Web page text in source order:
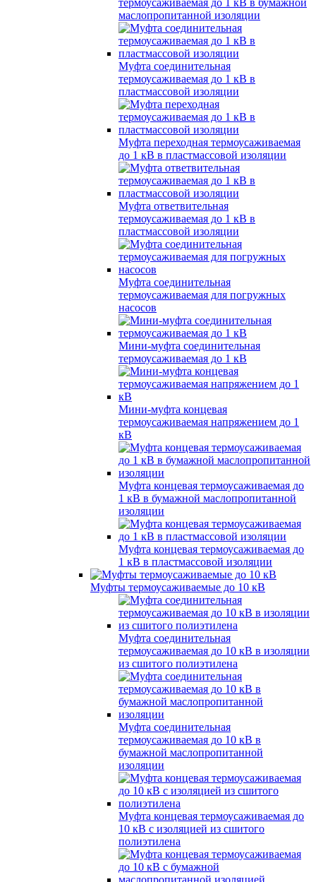
термоусаживаемая до 1 кВ в бумажной
маслопропитанной изоляции
Муфта соединительная
термоусаживаемая до 1 кВ в
пластмассовой изоляции
Муфта переходная термоусаживаемая
до 1 кВ в пластмассовой изоляции
Муфта ответвительная
термоусаживаемая до 1 кВ в
пластмассовой изоляции
Муфта соединительная
термоусаживаемая для погружных
насосов
Мини-муфта соединительная
термоусаживаемая до 1 кВ
Мини-муфта концевая
термоусаживаемая напряжением до 1
кВ
Муфта концевая термоусаживаемая до
1 кВ в бумажной маслопропитанной
изоляции
Муфта концевая термоусаживаемая до
1 кВ в пластмассовой изоляции
Муфты термоусаживаемые до 10 кВ
Муфта соединительная
термоусаживаемая до 10 кВ в изоляции
из сшитого полиэтилена
Муфта соединительная
термоусаживаемая до 10 кВ в
бумажной маслопропитанной
изоляции
Муфта концевая термоусаживаемая до
10 кВ с изоляцией из сшитого
полиэтилена